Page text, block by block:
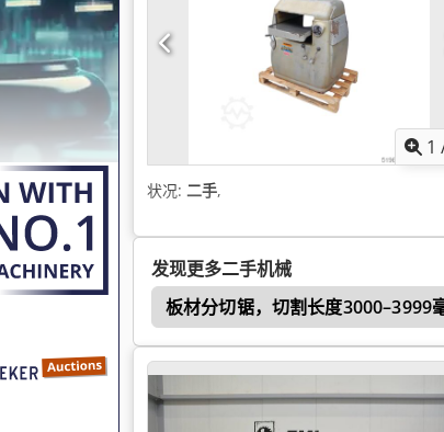
1
状况: 二手,
发现更多二手机械
板材分切锯，切割长度3000–3999